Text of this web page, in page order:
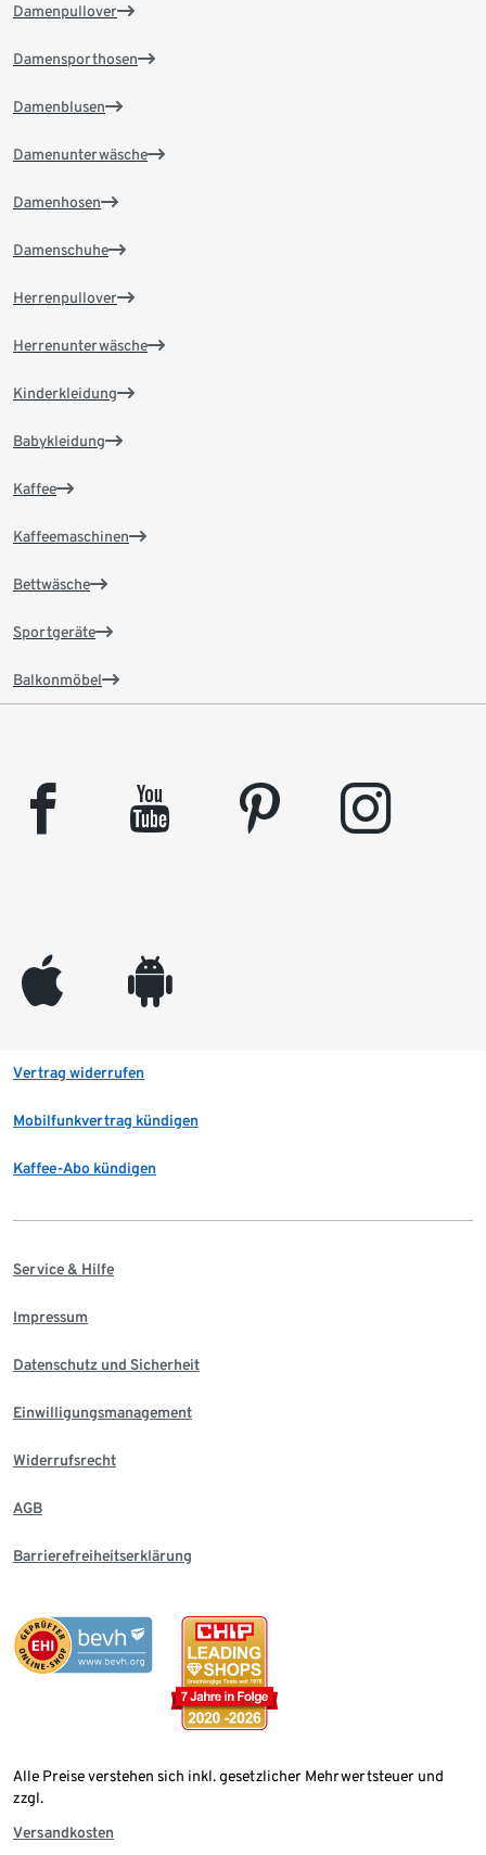
Damenpullover
Damensporthosen
Damenblusen
Damenunterwäsche
Damenhosen
Damenschuhe
Herrenpullover
Herrenunterwäsche
Kinderkleidung
Babykleidung
Kaffee
Kaffeemaschinen
Bettwäsche
Sportgeräte
Balkonmöbel
facebook youtube pinterest instagram
appleinc android
Vertrag widerrufen
Mobilfunkvertrag kündigen
Kaffee-Abo kündigen
Service & Hilfe
Impressum
Datenschutz und Sicherheit
Einwilligungsmanagement
Widerrufsrecht
AGB
Barrierefreiheitserklärung
Alle Preise verstehen sich inkl. gesetzlicher Mehrwertsteuer und
zzgl.
Versandkosten